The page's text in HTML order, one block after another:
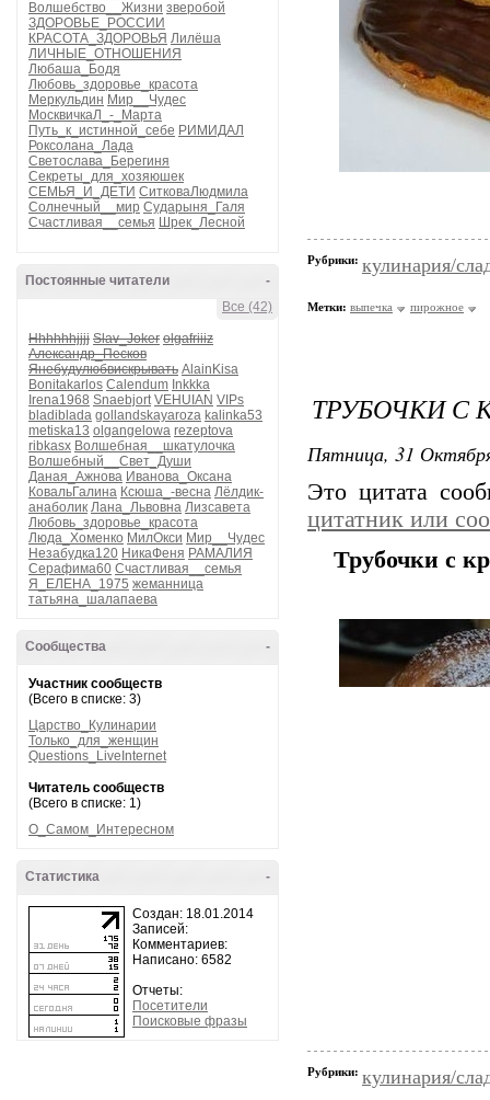
Волшебство__Жизни зверобой
ЗДОРОВЬЕ_РОССИИ
КРАСОТА_ЗДОРОВЬЯ Лилёша
ЛИЧНЫЕ_ОТНОШЕНИЯ
Любаша_Бодя
Любовь_здоровье_красота
Меркульдин Мир__Чудес
МосквичкаЛ_-_Марта
Путь_к_истинной_себе РИМИДАЛ
Роксолана_Лада
Светослава_Берегиня
Секреты_для_хозяюшек
СЕМЬЯ_И_ДЕТИ СитковаЛюдмила
Солнечный__мир Сударыня_Галя
Счастливая__семья Шрек_Лесной
-
Постоянные читатели
Все (42)
Hhhhhhjjjj Slav_Joker olgafriiiz
Александр_Песков
Янебудулюбвискрывать AlainKisa
Bonitakarlos Calendum Inkkka
Irena1968 Snaebjort VEHUIAN VIPs
bladiblada gollandskayaroza kalinka53
metiska13 olgangelowa rezeptova
ribkasx Волшебная__шкатулочка
Волшебный__Свет_Души
Даная_Ажнова Иванова_Оксана
КовальГалина Ксюша_-весна Лёлдик-
анаболик Лана_Львовна Лизсавета
Любовь_здоровье_красота
Люда_Хоменко МилОкси Мир__Чудес
Незабудка120 НикаФеня РАМАЛИЯ
Серафима60 Счастливая__семья
Я_ЕЛЕНА_1975 жеманница
татьяна_шалапаева
-
Сообщества
Участник сообществ
(Всего в списке: 3)
Царство_Кулинарии
Только_для_женщин
Questions_LiveInternet
Читатель сообществ
(Всего в списке: 1)
О_Самом_Интересном
-
Статистика
Создан: 18.01.2014
Записей:
Комментариев:
Написано: 6582
Отчеты:
Посетители
Поисковые фразы
Рубрики: кулинария/
Метки: выпечка пирожное
ТРУБОЧКИ С
Пятница, 31
Это цитата
цитатник или
Трубочки с
Рубрики: кулинария/